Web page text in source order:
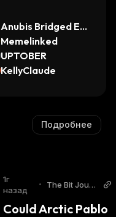
Anubis Bridged ETH
(Anubis)
Memelinked
UPTOBER
KellyClaude
Подробнее
1г
назад
•
The Bit Journ
Could Arctic Pablo